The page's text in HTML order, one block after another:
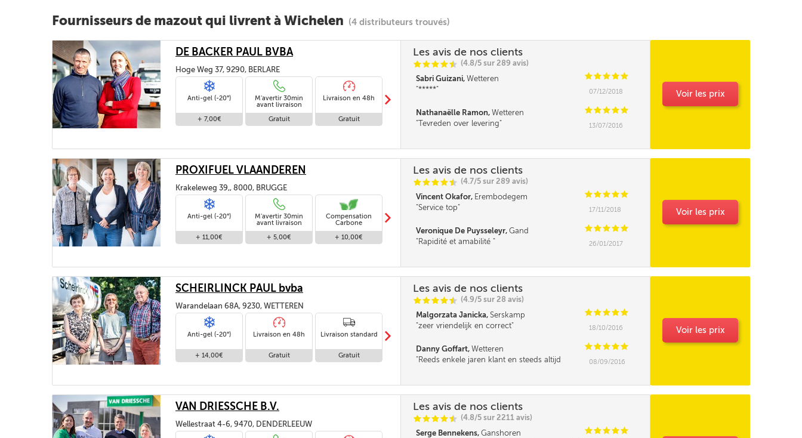
Fournisseurs de mazout qui livrent à Wichelen (4 distributeurs trouvés)
DE BACKER PAUL BVBA
Hoge Weg 37, 9290, BERLARE
Anti-gel (-20°)
+ 7,00€
M'avertir 30min
avant livraison
Gratuit
Livraison en 48h
Gratuit
Livraison standard
Gratuit
Gratuit
m
Les avis de nos clients
CCCCi
@ (4.8/5 sur 289 avis)
Sabri Guizani, Wetteren CCCCC
*****
07/12/2018
Nathanaëlle Ramon, Wetteren CCCCC
Tevreden over levering
13/07/2016
Voir les prix
PROXIFUEL VLAANDEREN
Krakeleweg 39,, 8000, BRUGGE
Anti-gel (-20°)
+ 11,00€
M'avertir 30min
avant livraison
+ 5,00€
Compensation
Carbone
+ 10,00€
Livraison standard
Gratuit
m
Les avis de nos clients
CCCCi
@ (4.7/5 sur 289 avis)
Vincent Okafor, Erembodegem CCCCC
Service top
17/11/2018
Veronique De Puysseleyr, Gand CCCCC
Rapidité et amabilité
26/01/2017
Voir les prix
SCHEIRLINCK PAUL bvba
Warandelaan 68A, 9230, WETTEREN
Anti-gel (-20°)
+ 14,00€
Livraison en 48h
Gratuit
Livraison standard
Gratuit Gratuit
m
Les avis de nos clients
CCCCi
@ (4.9/5 sur 28 avis)
Malgorzata Janicka, Serskamp CCCCC
zeer vriendelijk en correct
18/10/2016
Danny Goffart, Wetteren CCCCC
Reeds enkele jaren klant en steeds altijd
08/09/2016
Voir les prix
VAN DRIESSCHE B.V.
Wellestraat 4-6, 9470, DENDERLEEUW
Les avis de nos clients
CCCCi
@ (4.8/5 sur 2211 avis)
Serge Bennekens, Ganshoren CCCCC